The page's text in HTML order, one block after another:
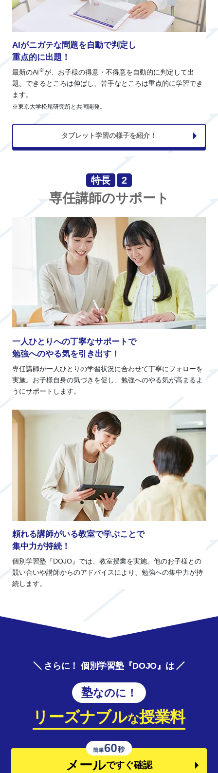
AIがニガテな問題を自動で判定し
重点的に出題！
最新のAI※が、お子様の得意・不得意を自動的に判定して出
題。できるところは伸ばし、苦手なところは重点的に学習でき
ます。
※東京大学松尾研究所と共同開発。
タブレット学習の様子を紹介！
特長 2
専任講師のサポート
一人ひとりへの丁寧なサポートで
勉強へのやる気を引き出す！
専任講師が一人ひとりの学習状況に合わせて丁寧にフォローを
実施。お子様自身の気づきを促し、勉強へのやる気が高まるよ
うにサポートします。
頼れる講師がいる教室で学ぶことで
集中力が持続！
個別学習塾『DOJO』では、教室授業を実施。他のお子様との
競い合いや講師からのアドバイスにより、勉強への集中力が持
続します。
さらに！ 個別学習塾『DOJO』は
塾なのに！
リーズナブルな授業料
メールですぐ確認